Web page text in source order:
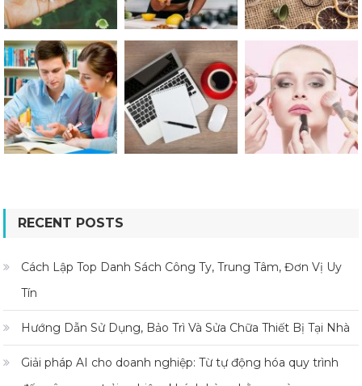
RECENT POSTS
Cách Lập Top Danh Sách Công Ty, Trung Tâm, Đơn Vị Uy
Tín
Hướng Dẫn Sử Dụng, Bảo Trì Và Sửa Chữa Thiết Bị Tại Nhà
Giải pháp AI cho doanh nghiệp: Từ tự động hóa quy trình